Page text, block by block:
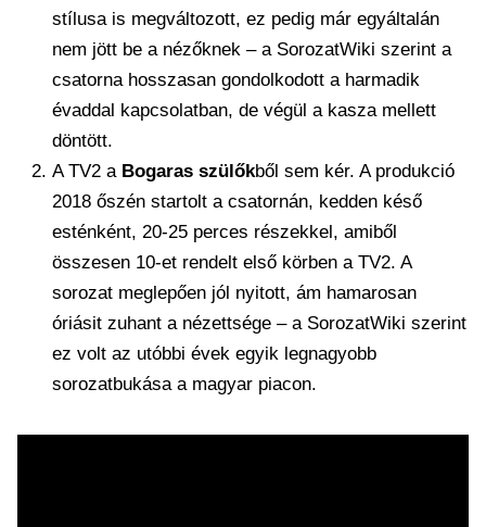
stílusa is megváltozott, ez pedig már egyáltalán
nem jött be a nézőknek – a SorozatWiki szerint a
csatorna hosszasan gondolkodott a harmadik
évaddal kapcsolatban, de végül a kasza mellett
döntött.
A TV2 a Bogaras szülőkből sem kér. A produkció
2018 őszén startolt a csatornán, kedden késő
esténként, 20-25 perces részekkel, amiből
összesen 10-et rendelt első körben a TV2. A
sorozat meglepően jól nyitott, ám hamarosan
óriásit zuhant a nézettsége – a SorozatWiki szerint
ez volt az utóbbi évek egyik legnagyobb
sorozatbukása a magyar piacon.